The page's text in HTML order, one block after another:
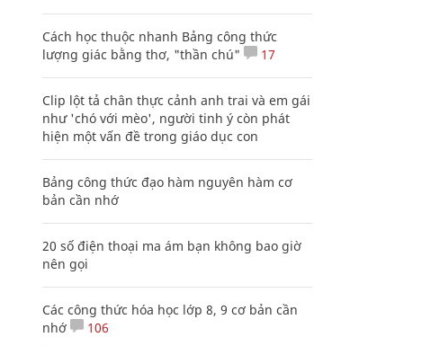
Cách học thuộc nhanh Bảng công thức
lượng giác bằng thơ, "thần chú"
17
Clip lột tả chân thực cảnh anh trai và em gái
như 'chó với mèo', người tinh ý còn phát
hiện một vấn đề trong giáo dục con
Bảng công thức đạo hàm nguyên hàm cơ
bản cần nhớ
20 số điện thoại ma ám bạn không bao giờ
nên gọi
Các công thức hóa học lớp 8, 9 cơ bản cần
nhớ
106